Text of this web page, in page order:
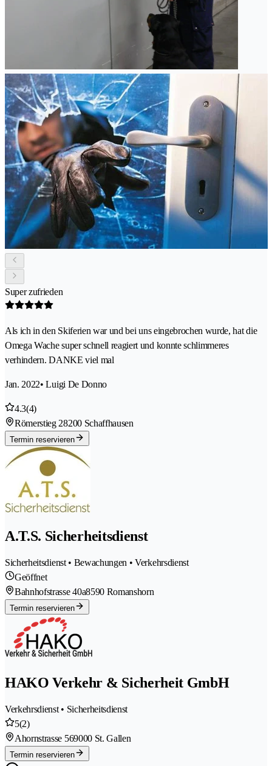
Super zufrieden
Als ich in den Skiferien war und bei uns eingebrochen wurde, hat die
Omega Wache super schnell reagiert und konnte schlimmeres
verhindern. DANKE viel mal
Jan. 2022• Luigi De Donno
4.3(4)
Römerstieg 28200 Schaffhausen
Termin reservieren
A.T.S. Sicherheitsdienst
Sicherheitsdienst • Bewachungen • Verkehrsdienst
Geöffnet
Bahnhofstrasse 40a8590 Romanshorn
Termin reservieren
HAKO Verkehr & Sicherheit GmbH
Verkehrsdienst • Sicherheitsdienst
5(2)
Ahornstrasse 569000 St. Gallen
Termin reservieren